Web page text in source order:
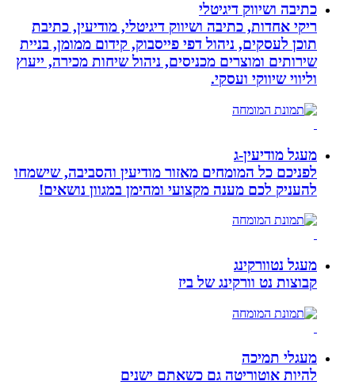
כתיבה ושיווק דיגיטלי
ריקי אחדות, כתיבה ושיווק דיגיטלי, מודיעין, כתיבת
תוכן לעסקים, ניהול דפי פייסבוק, קידום ממומן, בניית
שירותים ומוצרים מכניסים, ניהול שיחות מכירה, ייעוץ
וליווי שיווקי ועסקי.
מעגל מודיעין-ג
לפניכם כל המומחים מאזור מודיעין והסביבה, שישמחו
להעניק לכם מענה מקצועי ומהימן במגוון נושאים!
מעגל נטוורקינג
קבוצות נט וורקינג של ביז
מעגלי תמיכה
להיות אוטוריטה גם כשאתם ישנים